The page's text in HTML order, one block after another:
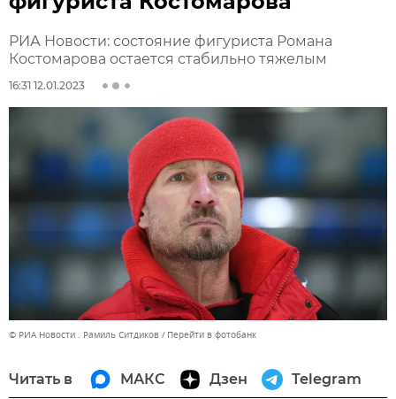
РИА Новости: состояние фигуриста Романа
Костомарова остается стабильно тяжелым
16:31 12.01.2023
© РИА Новости . Рамиль Ситдиков Перейти в фотобанк
Читать в МАКС Дзен Telegram